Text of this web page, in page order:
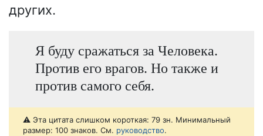
других.
Я буду сражаться за Человека.
Против его врагов. Но также и
против самого себя.
⚠️ Эта цитата слишком короткая: 79 зн. Минимальный
размер: 100 знаков. См. руководство.